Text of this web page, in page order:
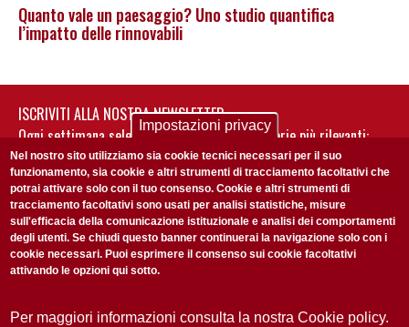
Quanto vale un paesaggio? Uno studio quantifica
l’impatto delle rinnovabili
ISCRIVITI ALLA NOSTRA NEWSLETTER
Ogni settimana selezioniamo per te nostre storie più rilevanti:
non perderti gli aggiornamenti della nostra newsletter
Accetto laPrivacy Policy
Impostazioni privacy
Nel nostro sito utilizziamo sia cookie tecnici necessari per il suo
funzionamento, sia cookie e altri strumenti di tracciamento facoltativi che
potrai attivare solo con il tuo consenso. Cookie e altri strumenti di
tracciamento facoltativi sono usati per analisi statistiche, misure
sull'efficacia della comunicazione istituzionale e analisi dei comportamenti
degli utenti. Se chiudi questo banner continuerai la navigazione solo con i
cookie necessari. Puoi esprimere il consenso sui cookie facoltativi
attivando le opzioni qui sotto.
Per maggiori informazioni consulta la nostra Cookie policy.